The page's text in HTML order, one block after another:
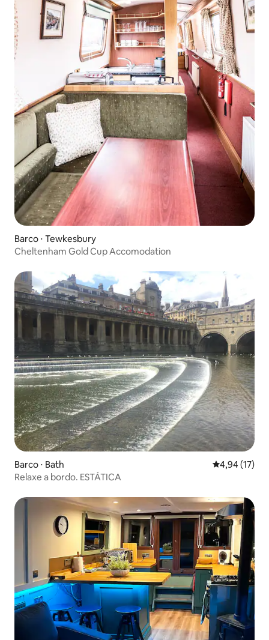
Barco ⋅ Tewkesbury
Cheltenham Gold Cup Accomodation
Barco ⋅ Bath 4,94 de uma
4,94 (17)
Relaxe a bordo. ESTÁTICA